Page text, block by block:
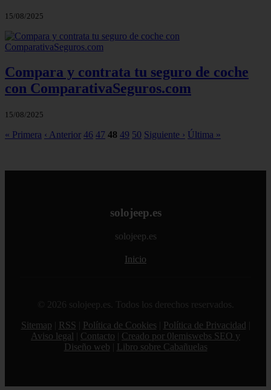
15/08/2025
Compara y contrata tu seguro de coche
con ComparativaSeguros.com
15/08/2025
« Primera ‹ Anterior 46 47 48 49 50 Siguiente › Última »
solojeep.es
solojeep.es
Inicio
© 2026 solojeep.es. Todos los derechos reservados.
Sitemap
RSS Política de Cookies Política de Privacidad
Aviso legal
Contacto
Creado por 0lemiswebs SEO y
Diseño web
Libro sobre Cabañuelas